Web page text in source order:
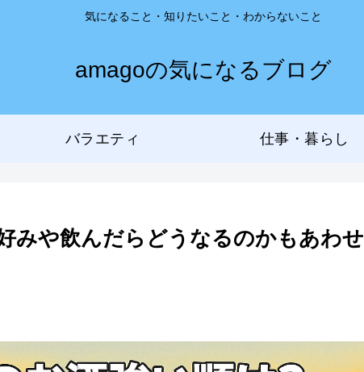
気になること・知りたいこと・わからないこと
amagoの気になるブログ
バラエティ 仕事・暮らし
みや飲んだらどうなるのかもあわせ